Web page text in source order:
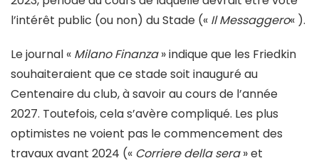
l’intérêt public (ou non) du Stade (« Il Messaggero« ).
Le journal « Milano Finanza» indique que les Friedkin
souhaiteraient que ce stade soit inauguré au
Centenaire du club, à savoir au cours de l’année
2027. Toutefois, cela s’avère compliqué. Les plus
optimistes ne voient pas le commencement des
travaux avant 2024 (« Corriere della sera» et